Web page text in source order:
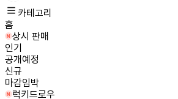
카테고리
홈
상시 판매
인기
공개예정
신규
마감임박
럭키드로우